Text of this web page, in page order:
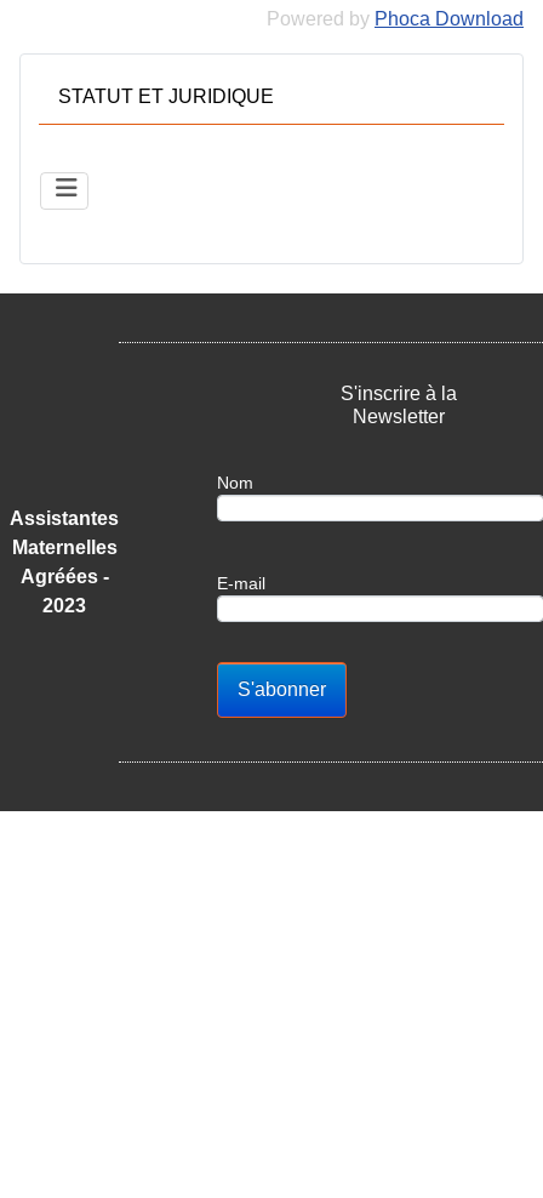
Powered by Phoca Download
STATUT ET JURIDIQUE
Assistantes
Maternelles
Agréées -
2023
S'inscrire à la
Newsletter
Nom
E-mail
S'abonner